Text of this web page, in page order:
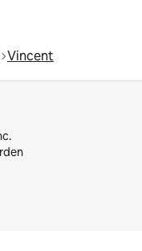
Vincent